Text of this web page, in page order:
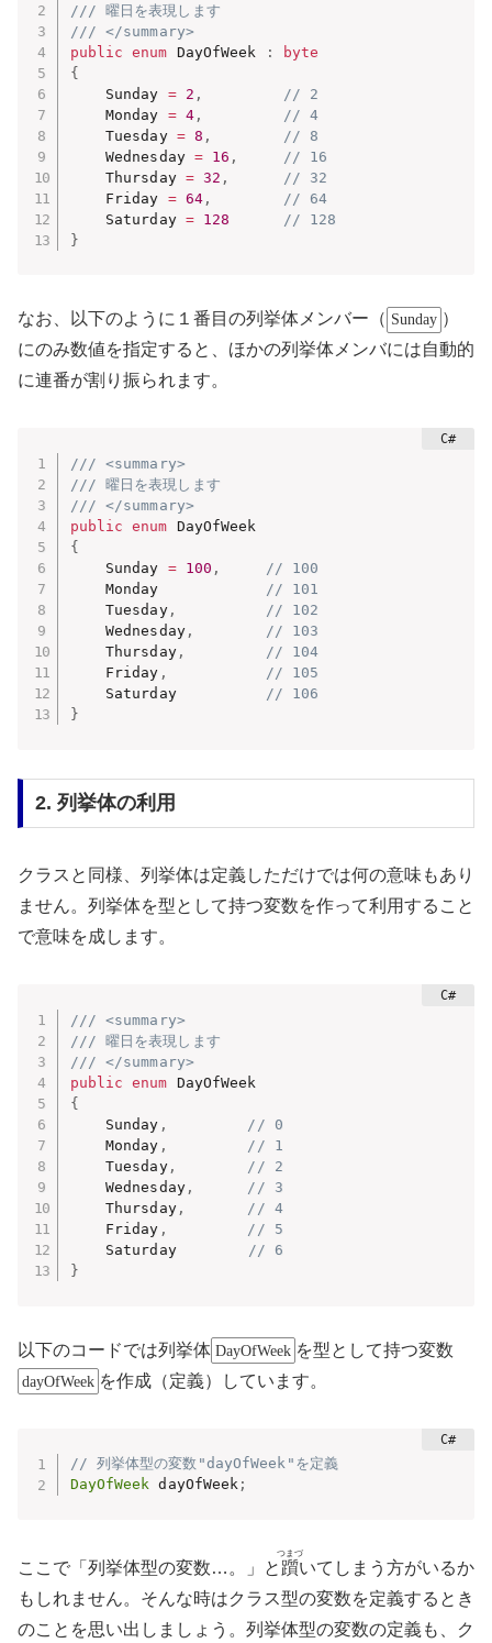
/// 曜日を表現します
/// </summary>
public
enum DayOfWeek :
byte
{
    Sunday
= 2 ,
// 2
    Monday
= 4,
// 4
    Tuesday
= 8 ,
// 8
    Wednesday
= 16 ,
// 16
    Thursday
= 32 ,
// 32
    Friday
= 64,
// 64
    Saturday
= 128
// 128
}
なお、以下のように１番目の列挙体メンバー（ Sunday ）
にのみ数値を指定すると、ほかの列挙体メンバには自動的
に連番が割り振られます。
/// <summary>
/// 曜日を表現します
/// </summary>
public
enum
{
    Sunday
= 100 ,
// 100
    Monday
// 101
    Tuesday
,
// 102
    Wednesday
,
// 103
    Thursday
,
// 104
    Friday
,
// 105
    Saturday
// 106
}
2. 列挙体の利用
クラスと同様、列挙体は定義しただけでは何の意味もあり
ません。列挙体を型として持つ変数を作って利用すること
で意味を成します。
/// <summary>
/// 曜日を表現します
/// </summary>
public
enum
{
    Sunday
,
// 0
    Monday
,
// 1
    Tuesday
,
// 2
    Wednesday
,
// 3
    Thursday
,
// 4
    Friday
,
// 5
    Saturday
// 6
}
以下のコードでは列挙体 DayOfWeek を型として持つ変数
dayOfWeek を作成（定義）しています。
// 列挙体型の変数"dayOfWeek"を定義
DayOfWeek dayOfWeek ;
ここで「列挙体型の変数…。」と 躓
つまづ
いてしまう方がいるか
もしれません。そんな時はクラス型の変数を定義するとき
のことを思い出しましょう。列挙体型の変数の定義も、ク